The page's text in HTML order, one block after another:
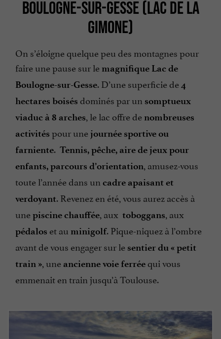
BOULOGNE-SUR-GESSE (LAC DE LA
GIMONE)
On s’éloigne quelque peu des montagnes pour
faire une pause sur le magnifique Lac de
Boulogne-sur-Gesse. D’une superficie de4
hectares boisés dominés par un somptueux
viaduc à 8 arches, le lac offre de nombreuses
activités pour unejournée sportive ou
farniente. Tennis, pêche, aire de jeux pour
enfants, parcours d’orientation, amusez-vous
toute l’année dans un cadre apaisant et
verdoyant. Revenez en été, vous aurez accès à
unepiscine chauffée, aux toboggans, aux
pédalos et au minigolf. Pique-niquez à l’ombre
avant de vous engager sur le sentier du « petit
train », une ancienne voie ferréequi vous
emmenait en train jusqu’à Toulouse.